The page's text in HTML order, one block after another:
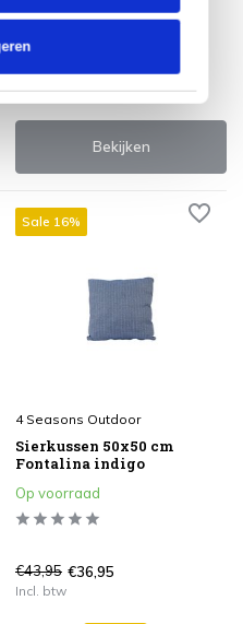
informatie
Incl. btw
Bekijken
Sale 16%
4 Seasons Outdoor
Sierkussen 50x50 cm
Fontalina indigo
Op voorraad
€43,95 €36,95
Incl. btw